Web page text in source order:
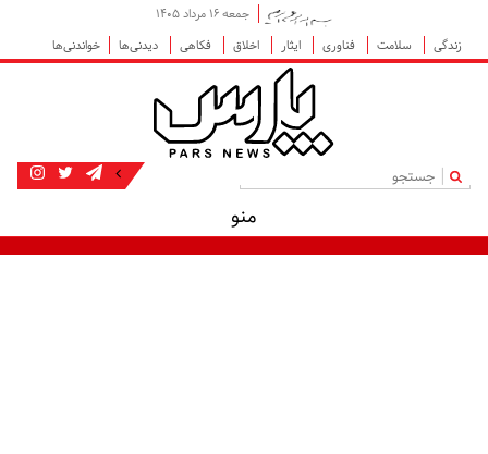
جمعه ۱۶ مرداد ۱۴۰۵
زندگی
سلامت فناوری ایثار اخلاق فکاهی دیدنی‌ها خواندنی‌ها
|
منو